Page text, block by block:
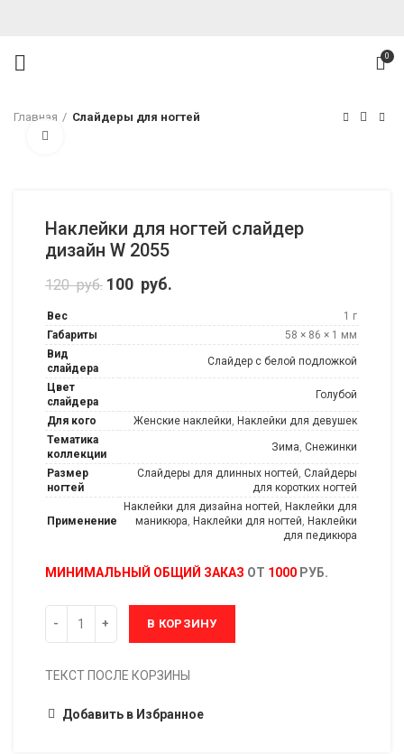
0
Главная
Слайдеры для ногтей
Наклейки для ногтей слайдер
дизайн W 2055
120руб. Первоначальная цена составляла 120
100 руб.
Вес
1 г
Габариты
58 × 86 × 1 мм
Вид
слайдера
Слайдер с белой подложкой
Цвет
слайдера
Голубой
Для кого Женские наклейки, Наклейки для девушек
Тематика
коллекции
Зима, Снежинки
Размер
ногтей
Слайдеры для длинных ногтей, Слайдеры
для коротких ногтей
Применение
Наклейки для дизайна ногтей, Наклейки для
маникюра, Наклейки для ногтей, Наклейки
для педикюра
МИНИМАЛЬНЫЙ ОБЩИЙ ЗАКАЗ ОТ 1000 РУБ.
В КОРЗИНУ
ТЕКСТ ПОСЛЕ КОРЗИНЫ
Добавить в Избранное